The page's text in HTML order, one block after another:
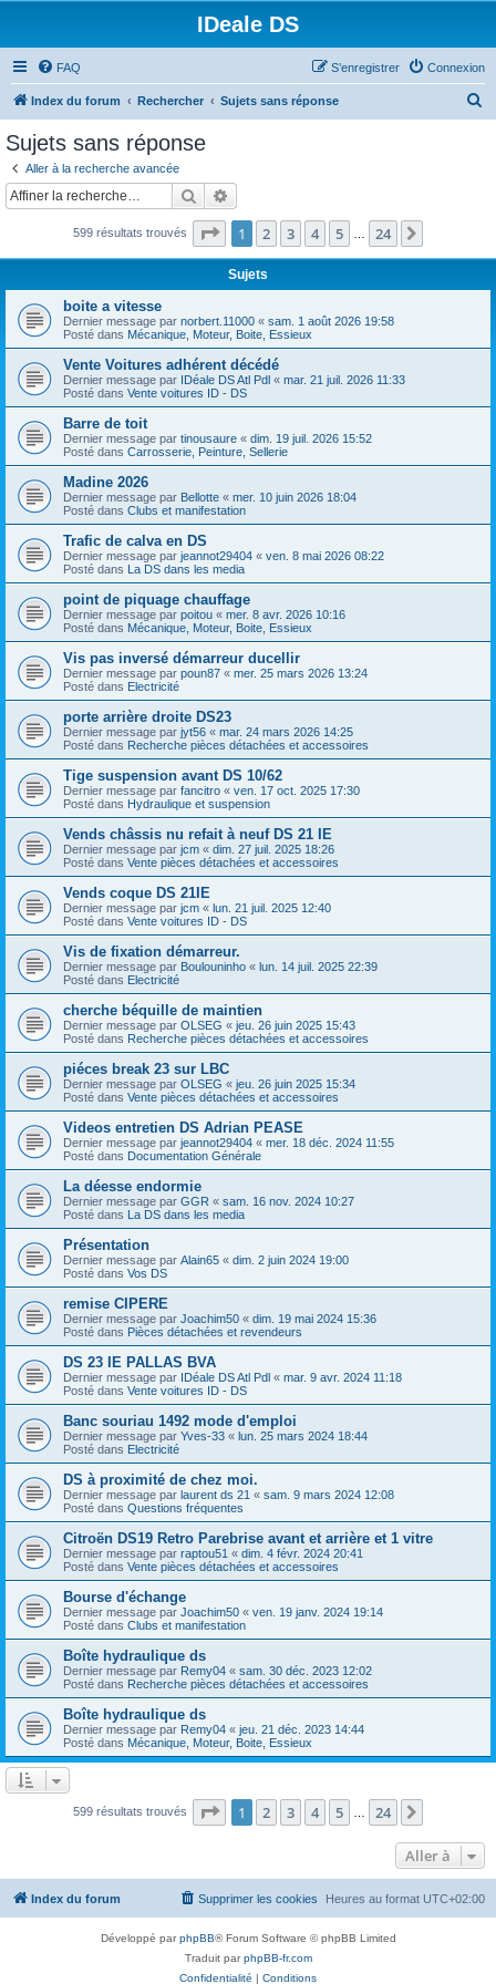
IDeale DS
FAQ Connexion
S’enregistrer
Index du forum Rechercher Sujets sans réponse
c
Sujets sans réponse
Aller à la recherche avancée
Rechercher
599 résultats trouvés Page 1sur24
1 2 3 4 5 24
Sujets
boite a vitesse
Dernier message par norbert.11000 « sam. 1 août 2026 19:58
Posté dans Mécanique, Moteur, Boite, Essieux
Vente Voitures adhérent décédé
Dernier message par IDéale DS Atl Pdl « mar. 21 juil. 2026 11:33
Posté dans Vente voitures ID - DS
Barre de toit
Dernier message par tinousaure « dim. 19 juil. 2026 15:52
Posté dans Carrosserie, Peinture, Sellerie
Madine 2026
Dernier message par Bellotte « mer. 10 juin 2026 18:04
Posté dans Clubs et manifestation
Trafic de calva en DS
Dernier message par jeannot29404 « ven. 8 mai 2026 08:22
Posté dans La DS dans les media
point de piquage chauffage
Dernier message par poitou « mer. 8 avr. 2026 10:16
Posté dans Mécanique, Moteur, Boite, Essieux
Vis pas inversé démarreur ducellir
Dernier message par poun87 « mer. 25 mars 2026 13:24
Posté dans Electricité
porte arrière droite DS23
Dernier message par jyt56 « mar. 24 mars 2026 14:25
Posté dans Recherche pièces détachées et accessoires
Tige suspension avant DS 10/62
Dernier message par fancitro « ven. 17 oct. 2025 17:30
Posté dans Hydraulique et suspension
Vends châssis nu refait à neuf DS 21 IE
Dernier message par jcm « dim. 27 juil. 2025 18:26
Posté dans Vente pièces détachées et accessoires
Vends coque DS 21IE
Dernier message par jcm « lun. 21 juil. 2025 12:40
Posté dans Vente voitures ID - DS
Vis de fixation démarreur.
Dernier message par Boulouninho « lun. 14 juil. 2025 22:39
Posté dans Electricité
cherche béquille de maintien
Dernier message par OLSEG « jeu. 26 juin 2025 15:43
Posté dans Recherche pièces détachées et accessoires
piéces break 23 sur LBC
Dernier message par OLSEG « jeu. 26 juin 2025 15:34
Posté dans Vente pièces détachées et accessoires
Videos entretien DS Adrian PEASE
Dernier message par jeannot29404 « mer. 18 déc. 2024 11:55
Posté dans Documentation Générale
La déesse endormie
Dernier message par GGR « sam. 16 nov. 2024 10:27
Posté dans La DS dans les media
Présentation
Dernier message par Alain65 « dim. 2 juin 2024 19:00
Posté dans Vos DS
remise CIPERE
Dernier message par Joachim50 « dim. 19 mai 2024 15:36
Posté dans Pièces détachées et revendeurs
DS 23 IE PALLAS BVA
Dernier message par IDéale DS Atl Pdl « mar. 9 avr. 2024 11:18
Posté dans Vente voitures ID - DS
Banc souriau 1492 mode d'emploi
Dernier message par Yves-33 « lun. 25 mars 2024 18:44
Posté dans Electricité
DS à proximité de chez moi.
Dernier message par laurent ds 21 « sam. 9 mars 2024 12:08
Posté dans Questions fréquentes
Citroën DS19 Retro Parebrise avant et arrière et 1 vitre
Dernier message par raptou51 « dim. 4 févr. 2024 20:41
Posté dans Vente pièces détachées et accessoires
Bourse d'échange
Dernier message par Joachim50 « ven. 19 janv. 2024 19:14
Posté dans Clubs et manifestation
Boîte hydraulique ds
Dernier message par Remy04 « sam. 30 déc. 2023 12:02
Posté dans Recherche pièces détachées et accessoires
Boîte hydraulique ds
Dernier message par Remy04 « jeu. 21 déc. 2023 14:44
Posté dans Mécanique, Moteur, Boite, Essieux
599 résultats trouvés Page 1sur24
1 2 3 4 5 24
Aller à
Index du forum Heures au format UTC+02:00
Supprimer les cookies
Développé parphpBB® Forum Software © phpBB Limited
Traduit parphpBB-fr.com
Confidentialité | Conditions